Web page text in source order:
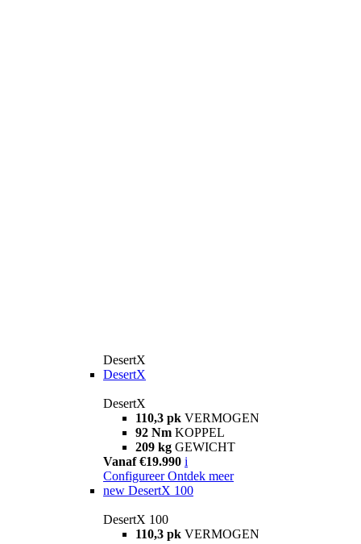
DesertX
DesertX
DesertX
110,3 pk VERMOGEN
92 Nm KOPPEL
209 kg GEWICHT
Vanaf €19.990 i
Configureer Ontdek meer
new DesertX 100
DesertX 100
110,3 pk VERMOGEN